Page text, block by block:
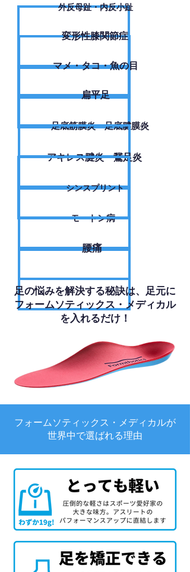
外反母趾・内反小趾
変形性膝関節症
​マメ・タコ・魚の目
扁平足
足底筋膜炎・足底腱膜炎
アキレス腱炎・鵞足炎
シンスプリント
モートン病
腰痛
足の悩みを解決する秘訣は、足元に
フォームソティックス・メディカル
を入れるだけ！
フォームソティックス・メディカルが
世界中で選ばれる理由